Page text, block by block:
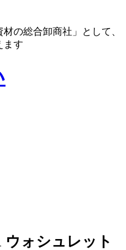
の総合卸商社」として、
ます
ウォシュレット